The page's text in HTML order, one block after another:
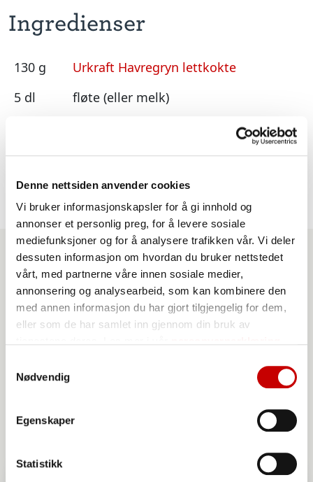
Denne nettsiden anvender cookies
Vi bruker informasjonskapsler for å gi innhold og
annonser et personlig preg, for å levere sosiale
mediefunksjoner og for å analysere trafikken vår. Vi deler
dessuten informasjon om hvordan du bruker nettstedet
vårt, med partnerne våre innen sosiale medier,
annonsering og analysearbeid, som kan kombinere den
med annen informasjon du har gjort tilgjengelig for dem,
eller som de har samlet inn gjennom din bruk av
Nødvendig
Egenskaper
Statistikk
Ingredienser
130 g
Urkraft Havregryn lettkokte
5 dl
fløte (eller melk)
2 ss
brun farin
Produkter du kan benytte
til denne oppskriften